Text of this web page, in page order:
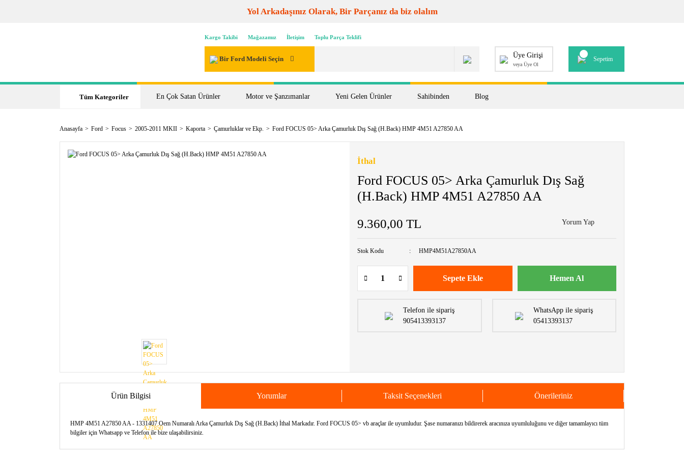
Yol Arkadaşınız Olarak, Bir Parçanız da biz olalım
Kargo Takibi Mağazamız İletişim Toplu Parça Teklifi
Bir Ford Modeli Seçin Üye Girişi
veya Üye Ol
Sepetim
Tüm Kategoriler En Çok Satan Ürünler Motor ve Şanzımanlar Yeni Gelen Ürünler Sahibinden Blog
Anasayfa Ford Focus 2005-2011 MKII Kaporta Çamurluklar ve Ekp. Ford FOCUS 05> Arka Çamurluk Dış Sağ (H.Back) HMP 4M51 A27850 AA
İthal
Ford FOCUS 05> Arka Çamurluk Dış Sağ
(H.Back) HMP 4M51 A27850 AA
9.360,00 TL Yorum Yap
Stok Kodu HMP4M51A27850AA
Sepete Ekle Hemen Al
Telefon ile sipariş
905413393137
WhatsApp ile sipariş
05413393137
Ürün Bilgisi Yorumlar Taksit Seçenekleri Önerileriniz
HMP 4M51 A27850 AA - 1331407 Oem Numaralı Arka Çamurluk Dış Sağ (H.Back) İthal Markadır. Ford FOCUS 05> vb araçlar ile uyumludur. Şase numaranızı bildirerek aracınıza uyumluluğunu ve diğer tamamlayıcı tüm
bilgiler için Whatsapp ve Telefon ile bize ulaşabilirsiniz.